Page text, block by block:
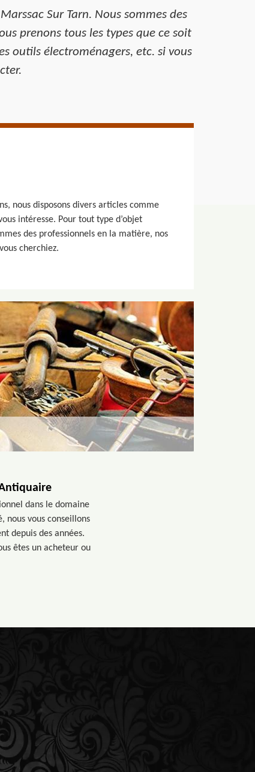
Sur Tarn. Nous sommes des
prenons tous les types que ce soit
outils électroménagers, etc. si vous
nous disposons divers articles comme
intéresse. Pour tout type d’objet
des professionnels en la matière, nos
cherchiez.
dans le domaine
nous vous conseillons
depuis des années.
êtes un acheteur ou